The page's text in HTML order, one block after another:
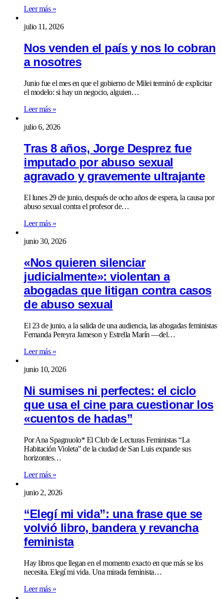
Leer más »
julio 11, 2026
Nos venden el país y nos lo cobran
a nosotres
Junio fue el mes en que el gobierno de Milei terminó de explicitar
el modelo: si hay un negocio, alguien…
Leer más »
julio 6, 2026
Tras 8 años, Jorge Desprez fue
imputado por abuso sexual
agravado y gravemente ultrajante
El lunes 29 de junio, después de ocho años de espera, la causa por
abuso sexual contra el profesor de…
Leer más »
junio 30, 2026
«Nos quieren silenciar
judicialmente»: violentan a
abogadas que litigan contra casos
de abuso sexual
El 23 de junio, a la salida de una audiencia, las abogadas feministas
Fernanda Pereyra Jameson y Estrella Marín —del…
Leer más »
junio 10, 2026
Ni sumises ni perfectes: el ciclo
que usa el cine para cuestionar los
«cuentos de hadas”
Por Ana Spagnuolo* El Club de Lecturas Feministas “La
Habitación Violeta” de la ciudad de San Luis expande sus
horizontes…
Leer más »
junio 2, 2026
“Elegí mi vida”: una frase que se
volvió libro, bandera y revancha
feminista
Hay libros que llegan en el momento exacto en que más se los
necesita. Elegí mi vida. Una mirada feminista…
Leer más »